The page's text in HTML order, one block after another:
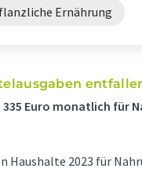
Ernährung
Euro monatlich für
Haushalte 2023 für